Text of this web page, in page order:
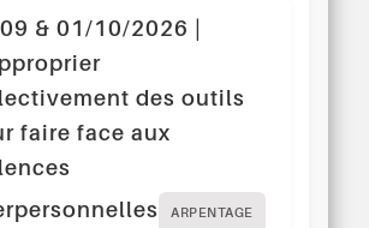
& 01/10/2026 |
des outils
faire face aux
ARPENTAGE